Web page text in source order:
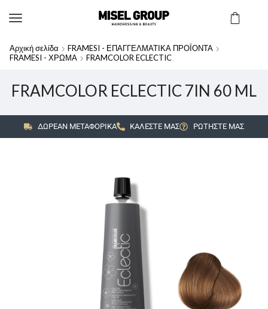
Αρχική σελίδα
FRAMESI - ΕΠΑΓΓΕΛΜΑΤΙΚΑ ΠΡΟΪΟΝΤΑ
FRAMESI - ΧΡΩΜΑ
FRAMCOLOR ECLECTIC
FRAMCOLOR ECLECTIC 7IN 60 ML
ΔΩΡΕΑΝ ΜΕΤΑΦΟΡΙΚΑ ΚΑΛΕΣΤΕ ΜΑΣ ΡΩΤΗΣΤΕ ΜΑΣ